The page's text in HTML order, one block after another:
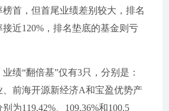
榜首，但首尾业绩差别较大，排名
近120%，排名垫底的基金则亏
绩“翻倍基”仅有3只，分别是：
前海开源新经济A和宝盈优势产
为119.42%、109.36%和100.5